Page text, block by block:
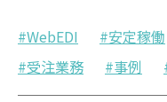
WebEDI 安定稼働
受注業務
事例